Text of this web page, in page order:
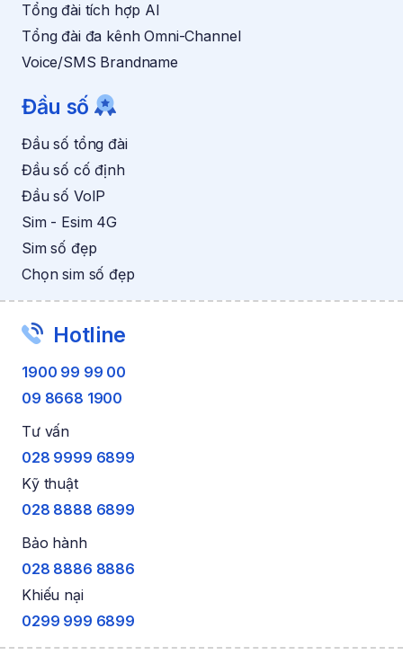
Tổng đài tích hợp AI
Tổng đài đa kênh Omni-Channel
Voice/SMS Brandname
Đầu số
Đầu số tổng đài
Đầu số cố định
Đầu số VoIP
Sim - Esim 4G
Sim số đẹp
Chọn sim số đẹp
Hotline
1900 99 99 00
09 8668 1900
Tư vấn
028 9999 6899
Kỹ thuật
028 8888 6899
Bảo hành
028 8886 8886
Khiếu nại
0299 999 6899